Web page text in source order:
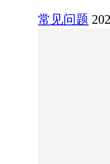
常见问题